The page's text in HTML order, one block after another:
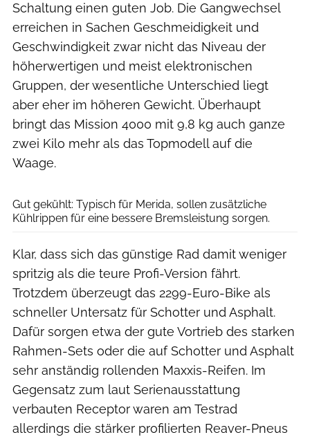
Schaltung einen guten Job. Die Gangwechsel
erreichen in Sachen Geschmeidigkeit und
Geschwindigkeit zwar nicht das Niveau der
höherwertigen und meist elektronischen
Gruppen, der wesentliche Unterschied liegt
aber eher im höheren Gewicht. Überhaupt
bringt das Mission 4000 mit 9,8 kg auch ganze
zwei Kilo mehr als das Topmodell auf die
Waage.
Gut gekühlt: Typisch für Merida, sollen zusätzliche
Kühlrippen für eine bessere Bremsleistung sorgen.
Klar, dass sich das günstige Rad damit weniger
spritzig als die teure Profi-Version fährt.
Trotzdem überzeugt das 2299-Euro-Bike als
schneller Untersatz für Schotter und Asphalt.
Dafür sorgen etwa der gute Vortrieb des starken
Rahmen-Sets oder die auf Schotter und Asphalt
sehr anständig rollenden Maxxis-Reifen. Im
Gegensatz zum laut Serienausstattung
verbauten Receptor waren am Testrad
allerdings die stärker profilierten Reaver-Pneus